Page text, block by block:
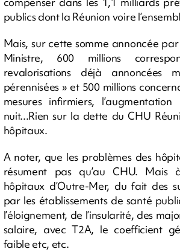
publics dont la Réunion voire
Mais, sur cette somme annoncée
Ministre, 600 millions
revalorisations déjà annoncées
pérennisées » et 500 millions
mesures infirmiers,
nuit...Rien sur la dette du CHU
hôpitaux.
A noter, que les problèmes des
résument pas qu’au CHU. Mais
hôpitaux d’Outre-Mer, du fait des
par les établissements de santé
l’éloignement, de l’insularité, des
salaire, avec T2A, le coefficient
faible etc, etc.